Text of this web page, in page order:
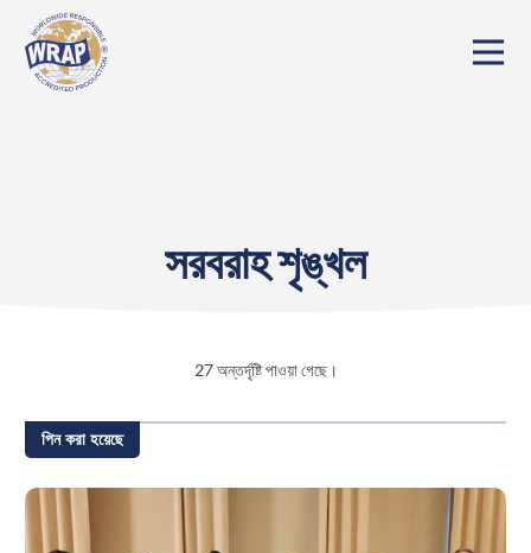
সরবরাহ শৃঙ্খল
27 অন্তর্দৃষ্টি পাওয়া গেছে।
পিন করা হয়েছে